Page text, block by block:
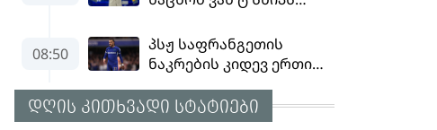
დღის კითხვადი სტატიები